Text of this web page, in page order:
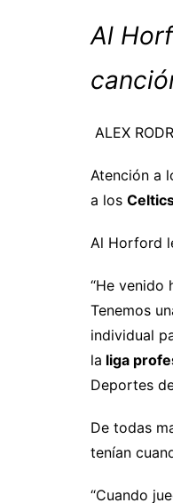
Al
ALEX
Atención a
a los
Al Horford
“He venido
Tenemos
individual
la liga
Deportes
De todas
tenían
“Cuando